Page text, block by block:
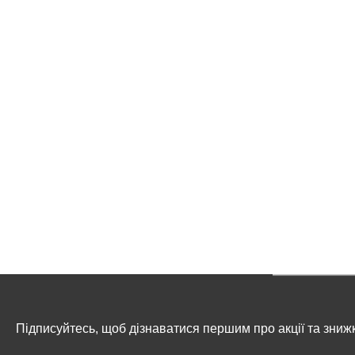
Підписуйтесь, щоб дізнаватися першим про акції та